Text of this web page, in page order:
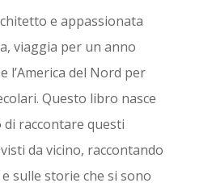
e appassionata
viaggia per un anno
l’America del Nord per
Questo libro nasce
di raccontare questi
da vicino, raccontando
sulle storie che si sono